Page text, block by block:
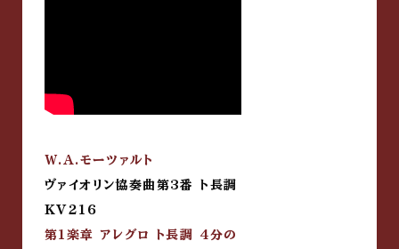
W.A.モーツァルト
ヴァイオリン協奏曲第3番 ト長調
KV216
第1楽章 アレグロ ト長調 4分の